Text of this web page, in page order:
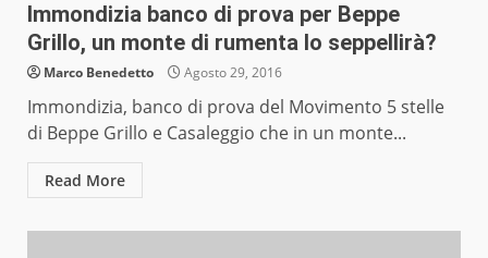
Immondizia banco di prova per Beppe
Grillo, un monte di rumenta lo seppellirà?
Marco Benedetto Agosto 29, 2016
Immondizia, banco di prova del Movimento 5 stelle
di Beppe Grillo e Casaleggio che in un monte...
Read More